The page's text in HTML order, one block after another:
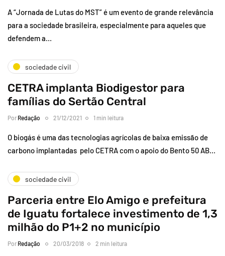
A “Jornada de Lutas do MST” é um evento de grande relevância
para a sociedade brasileira, especialmente para aqueles que
defendem a…
sociedade civil
CETRA implanta Biodigestor para
famílias do Sertão Central
Por Redação 21/12/2021 1 min leitura
O biogás é uma das tecnologias agrícolas de baixa emissão de
carbono implantadas pelo CETRA com o apoio do Bento 50 AB…
sociedade civil
Parceria entre Elo Amigo e prefeitura
de Iguatu fortalece investimento de 1,3
milhão do P1+2 no município
Por Redação 20/03/2018 2 min leitura